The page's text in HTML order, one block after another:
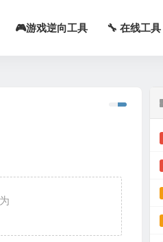
🎮游戏逆向工具 🔧 在线工具